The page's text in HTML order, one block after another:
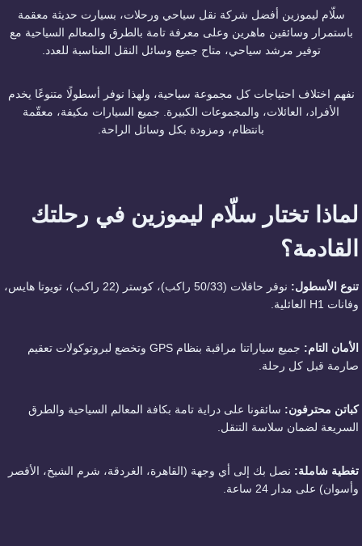
سلّام ليموزين أفضل شركة نقل سياحي ورحلات، بسيارت حديثة معقمة
باستمرار وسائقين ماهرين وعلى معرفة تامة بالطرق والمعالم السياحية مع
توفير مرشد سياحي، متاح جميع وسائل النقل المناسبة للعدد.
نفهم اختلاف احتياجات كل مجموعة سياحية، ولهذا نوفر أسطولًا متنوعًا يخدم
الأفراد، العائلات، والمجموعات الكبيرة. جميع السيارات مكيفة، معقّمة
بانتظام، ومزودة بكل وسائل الراحة.
لماذا تختار سلّام ليموزين في رحلتك
القادمة؟
تنوع الأسطول:
نوفر حافلات (50/33 راكب)، كوستر (22 راكب)، تويوتا هايس،
وفانات H1 العائلية.
الأمان التام:
جميع سياراتنا مراقبة بنظام GPS وتخضع لبروتوكولات تعقيم
صارمة قبل كل رحلة.
كباتن محترفون: سائقونا على دراية تامة بكافة المعالم السياحية والطرق
السريعة لضمان سلاسة التنقل.
تغطية شاملة: نصل بك إلى أي وجهة (القاهرة، الغردقة، شرم الشيخ، الأقصر
وأسوان) على مدار 24 ساعة.